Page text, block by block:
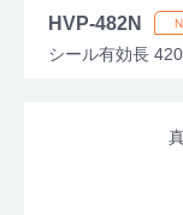
HVP-482N
シール有効長